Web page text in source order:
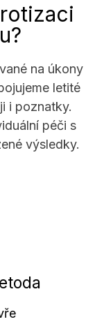
na úkony
letité
i poznatky.
péči s
výsledky.